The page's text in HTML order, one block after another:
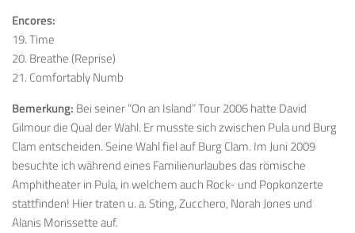
Encores:
19. Time
20. Breathe (Reprise)
21. Comfortably Numb
Bemerkung: Bei seiner “On an Island” Tour 2006 hatte David
Gilmour die Qual der Wahl. Er musste sich zwischen Pula und Burg
Clam entscheiden. Seine Wahl fiel auf Burg Clam. Im Juni 2009
besuchte ich während eines Familienurlaubes das römische
Amphitheater in Pula, in welchem auch Rock- und Popkonzerte
stattfinden! Hier traten u. a. Sting, Zucchero, Norah Jones und
Alanis Morissette auf.